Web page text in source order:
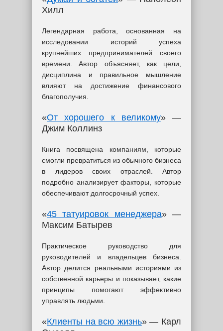
Хилл
Легендарная работа, основанная на
исследовании историй успеха
крупнейших предпринимателей своего
времени. Автор объясняет, как цели,
дисциплина и правильное мышление
влияют на достижение финансового
благополучия.
«От хорошего к великому» —
Джим Коллинз
Книга посвящена компаниям, которые
смогли превратиться из обычного бизнеса
в лидеров своих отраслей. Автор
подробно анализирует факторы, которые
обеспечивают долгосрочный успех.
«45 татуировок менеджера» —
Максим Батырев
Практическое руководство для
руководителей и владельцев бизнеса.
Автор делится реальными историями из
собственной карьеры и показывает, какие
принципы помогают эффективно
управлять людьми.
«Клиенты на всю жизнь» — Карл